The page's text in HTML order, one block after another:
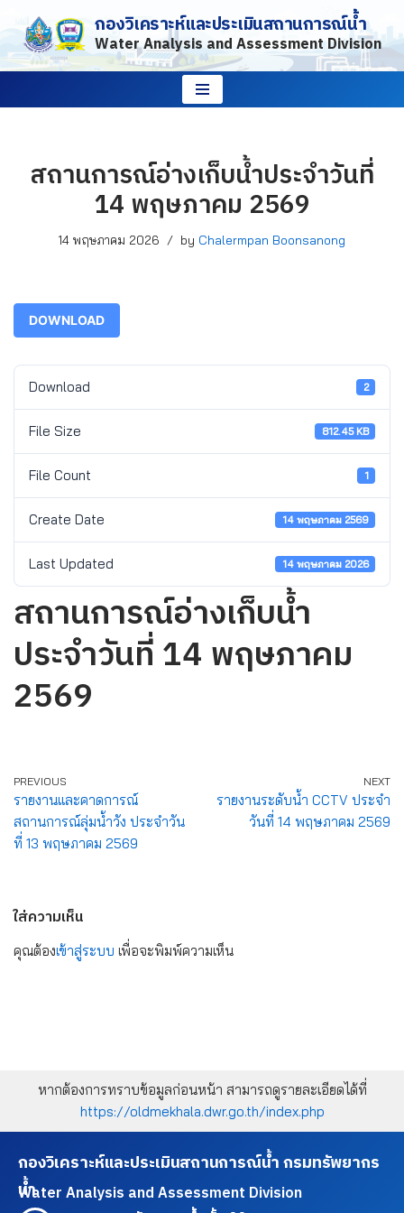
Skip
to
กองวิเคราะห์และประเมินสถานการณ์น้ำ
Water Analysis and Assessment Division
สถานการณ์อ่างเก็บน้ำประจำวันที่
14 พฤษภาคม 2569
14 พฤษภาคม 2026 by Chalermpan Boonsanong
DOWNLOAD
Download 2
File Size 812.45 KB
File Count 1
Create Date 14 พฤษภาคม 2569
Last Updated 14 พฤษภาคม 2026
สถานการณ์อ่างเก็บน้ำ
ประจำวันที่ 14 พฤษภาคม
2569
PREVIOUS
รายงานและคาดการณ์
สถานการณ์ลุ่มน้ำวัง ประจำวัน
ที่ 13 พฤษภาคม 2569
NEXT
รายงานระดับน้ำ CCTV ประจำ
วันที่ 14 พฤษภาคม 2569
ใส่ความเห็น
คุณต้องเข้าสู่ระบบ เพื่อจะพิมพ์ความเห็น
หากต้องการทราบข้อมูลก่อนหน้า สามารถดูรายละเอียดได้ที่
https://oldmekhala.dwr.go.th/index.php
กองวิเคราะห์และประเมินสถานการณ์น้ำ กรมทรัพยากร
น้ำ
Water Analysis and Assessment Division